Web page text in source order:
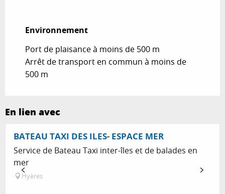
Environnement
Environnement
Port de plaisance à moins de 500 m
Arrêt de transport en commun à moins de
500 m
En lien avec
BATEAU TAXI DES ILES- ESPACE MER
Service de Bateau Taxi inter-îles et de balades en
mer
Hyères